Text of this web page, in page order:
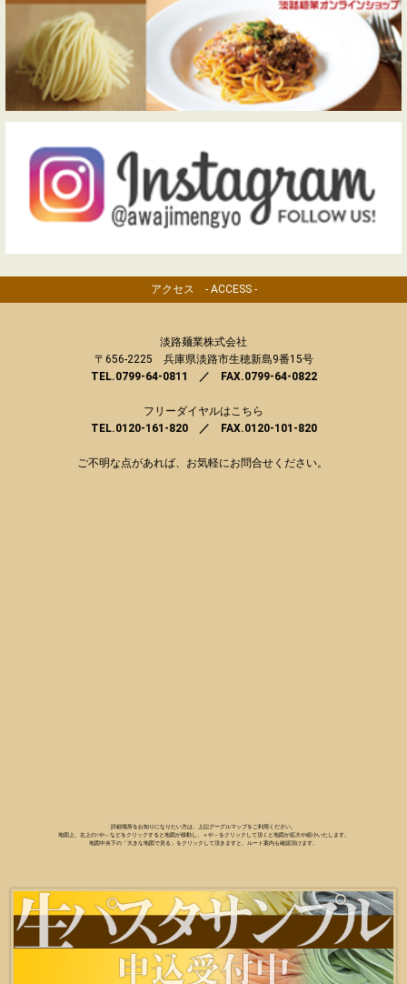
アクセス - ACCESS -
淡路麺業株式会社
〒656-2225 兵庫県淡路市生穂新島9番15号
TEL.0799-64-0811 ／ FAX.0799-64-0822
フリーダイヤルはこちら
TEL.0120-161-820 ／ FAX.0120-101-820
ご不明な点があれば、お気軽にお問合せください。
詳細場所をお知りになりたい方は、上記グーグルマップをご利用ください。
地図上、左上の↑や←などをクリックすると地図が移動し、＋や－をクリックして頂くと地図が拡大や縮小いたします。
地図中央下の「大きな地図で見る」をクリックして頂きますと、ルート案内も確認頂けます。